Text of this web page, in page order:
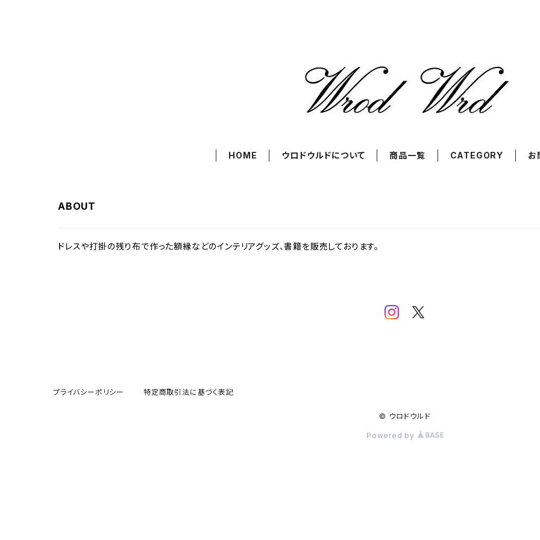
HOME ウロドウルドについて 商品一覧 CATEGORY お
ABOUT
ドレスや打掛の残り布で作った額縁などのインテリアグッズ、書籍を販売しております。
プライバシーポリシー 特定商取引法に基づく表記
© ウロドウルド
Powered by